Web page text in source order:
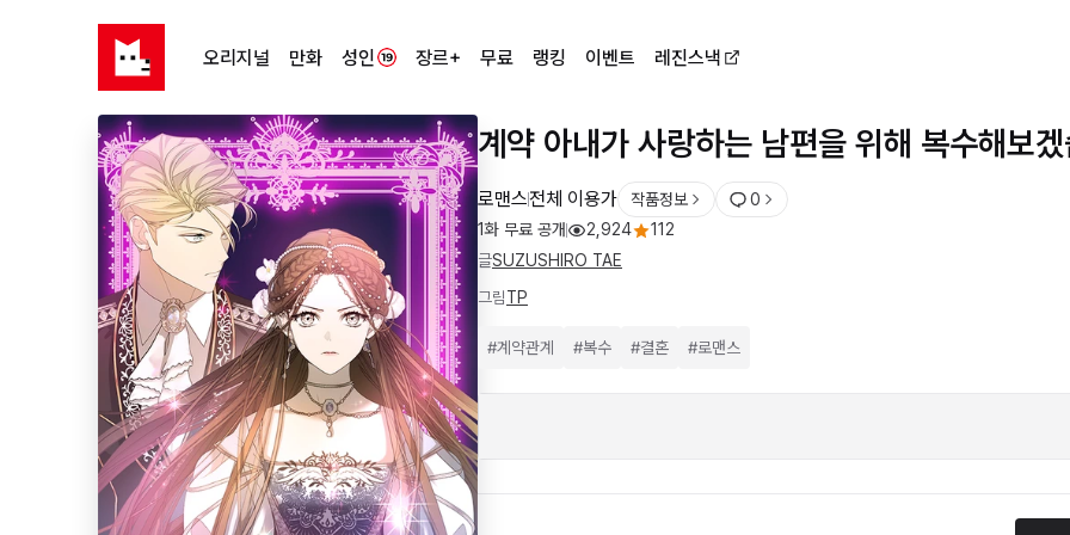
오리지널 만화 성인 장르+ 무료 랭킹 이벤트 레진스낵
계약 아내가 사랑하는 남편을 위해 복수해보
로맨스전체 이용가 작품정보
0
1화 무료 공개
2,924
112
글SUZUSHIRO TAE
그림TP
#계약관계 #복수 #결혼 #로맨스